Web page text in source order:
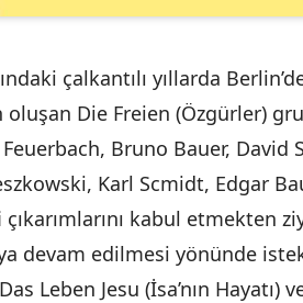
çalkantılı yıllarda
oluşan Die Freien (Özgürler)
Bruno Bauer,
Karl Scmidt, Edgar
kabul etmekten
devam edilmesi yönünde
Leben Jesu (İsa’nın Hayatı)